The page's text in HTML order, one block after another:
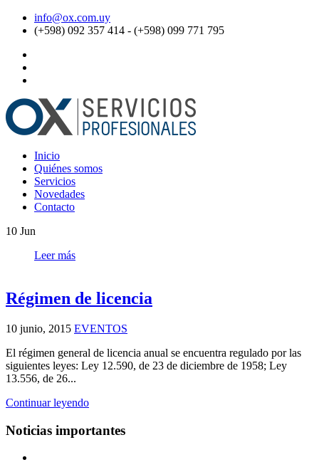
info@ox.com.uy
(+598) 092 357 414 - (+598) 099 771 795
Inicio
Quiénes somos
Servicios
Novedades
Contacto
10 Jun
Leer más
Régimen de licencia
10 junio, 2015 EVENTOS
El régimen general de licencia anual se encuentra regulado por las
siguientes leyes: Ley 12.590, de 23 de diciembre de 1958; Ley
13.556, de 26...
Continuar leyendo
Noticias importantes